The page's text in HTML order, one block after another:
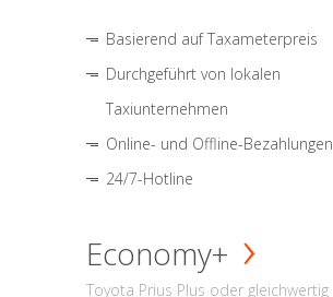
Basierend auf Taxameterpreis
Durchgeführt von lokalen
Taxiunternehmen
Online- und Offline-Bezahlungen
24/7-Hotline
Economy+
Toyota Prius Plus oder gleichwertig